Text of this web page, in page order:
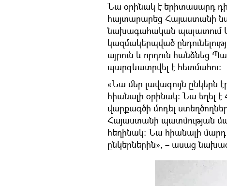
Նա օրինակ է երիտասարդ
հայտարարեց Հայաստանի
նախագահական պալատում
կազմակերպված
այրուն և որդուն հանձնեց
պարգևատրվել է հետմահու։
«Նա մեր լավագույն ընկերն
հիանալի օրինակ։ Նա եղել
վարքագծի մոդել
Հայաստանի պատմության
հեղինակ։ Նա հիանալի մարդ
ընկերներին», – ասաց